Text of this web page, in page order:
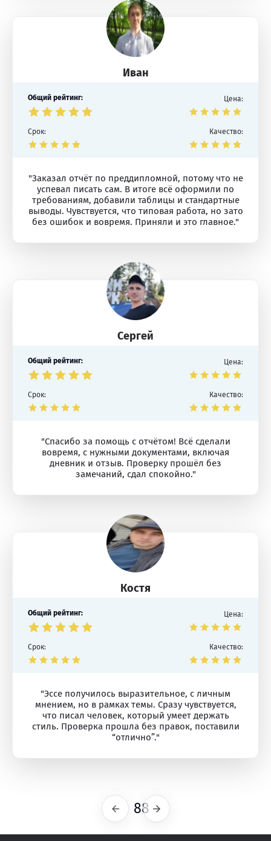
Иван
Общий рейтинг: Цена:
Срок: Качество:
"Заказал отчёт по преддипломной, потому что не
успевал писать сам. В итоге всё оформили по
требованиям, добавили таблицы и стандартные
выводы. Чувствуется, что типовая работа, но зато
без ошибок и вовремя. Приняли и это главное."
Сергей
Общий рейтинг: Цена:
Срок: Качество:
"Спасибо за помощь с отчётом! Всё сделали
вовремя, с нужными документами, включая
дневник и отзыв. Проверку прошёл без
замечаний, сдал спокойно."
Костя
Общий рейтинг: Цена:
Срок: Качество:
"Эссе получилось выразительное, с личным
мнением, но в рамках темы. Сразу чувствуется,
что писал человек, который умеет держать
стиль. Проверка прошла без правок, поставили
“отлично”."
Предыдущая
88 Следующая